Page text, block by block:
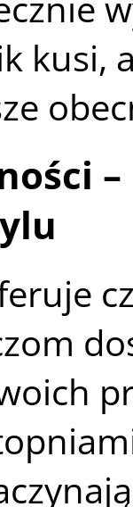
kusi,